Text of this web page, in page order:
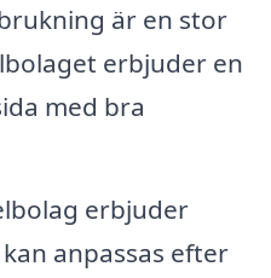
är en stor
erbjuder en
med bra
erbjuder
anpassas efter